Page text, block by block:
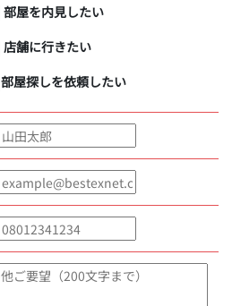
部屋を内見したい
店舗に行きたい
部屋探しを依頼したい